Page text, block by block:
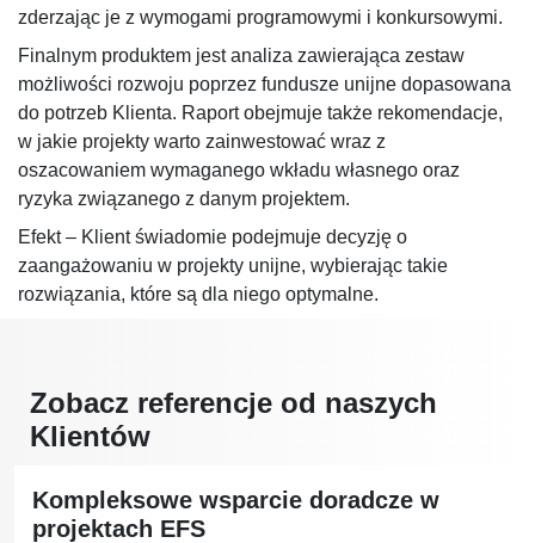
zderzając je z wymogami programowymi i konkursowymi.
Finalnym produktem jest analiza zawierająca zestaw
możliwości rozwoju poprzez fundusze unijne dopasowana
do potrzeb Klienta. Raport obejmuje także rekomendacje,
w jakie projekty warto zainwestować wraz z
oszacowaniem wymaganego wkładu własnego oraz
ryzyka związanego z danym projektem.
Efekt – Klient świadomie podejmuje decyzję o
zaangażowaniu w projekty unijne, wybierając takie
rozwiązania, które są dla niego optymalne.
Zobacz referencje od naszych
Klientów
Kompleksowe wsparcie doradcze w
projektach EFS